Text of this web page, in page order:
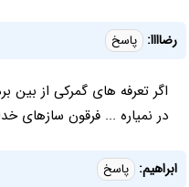
رضاااا: پاسخ
اگر تعرفه های گمرکی از بین
در نمیاره ... فرقون سازهای
ابراهیم: پاسخ